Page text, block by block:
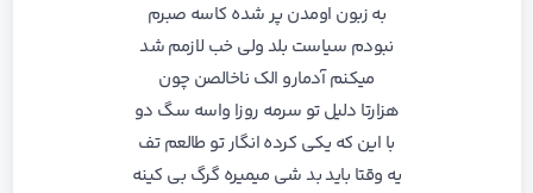
ﺑﻪ زﺑﻮن اوﻣﺪن ﭘﺮ ﺷﺪه ﻛﺎﺳﻪ ﺻﺒﺮم
ﻧﺒﻮدم ﺳﻴﺎﺳﺖ ﺑﻠﺪ وﻟﻰ ﺧﺐ ﻟﺎزﻣﻢ ﺷﺪ
ﻣﻴﻜﻨﻢ آدﻣﺎرو اﻟﮏ ﻧﺎﺧﺎﻟﺼﻦ ﭼﻮن
ﻫﺰارﺗﺎ دﻟﻴﻞ ﺗﻮ ﺳﺮﻣﻪ روزا واﺳﻪ ﺳﮓ دو
ﺑﺎ اﻳﻦ ﻛﻪ ﻳﻜﻰ ﻛﺮده انگار ﺗﻮ ﻃﺎﻟﻌﻢ تف
ﻳﻪ وﻗﺘﺎ ﺑﺎﻳﺪ ﺑﺪ ﺷﻰ ﻣﻴﻤﻴﺮه ﮔﺮگ ﺑﻰ ﻛﻴﻨﻪ